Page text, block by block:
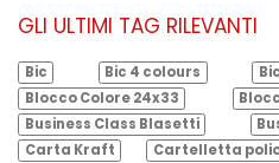
GLI ULTIMI TAG RILEVANTI
Bic Bic 4 colours
Blocco Colore 24x33
Business Class Blasetti
Carta Kraft
Cartelletta